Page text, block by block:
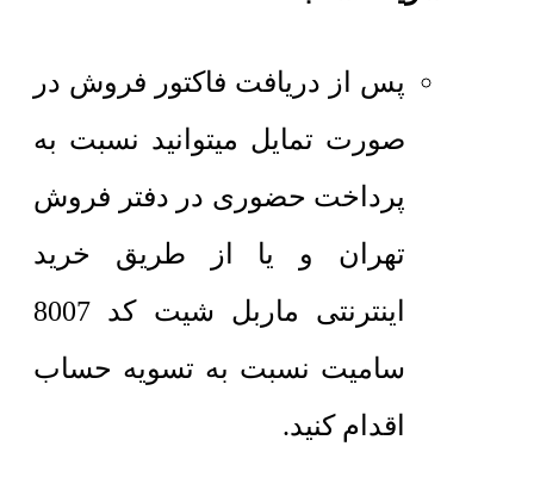
پس از دریافت فاکتور فروش در
صورت تمایل میتوانید نسبت به
پرداخت حضوری در دفتر فروش
تهران و یا از طریق خرید
اینترنتی ماربل شیت کد 8007
سامیت نسبت به تسویه حساب
اقدام کنید.